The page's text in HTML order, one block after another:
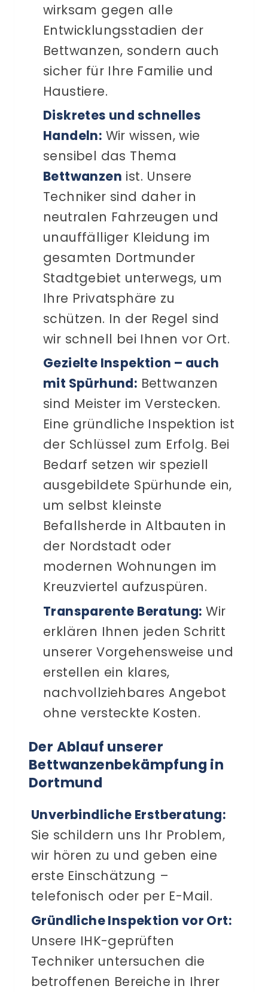
wirksam gegen alle
Entwicklungsstadien der
Bettwanzen, sondern auch
sicher für Ihre Familie und
Haustiere.
Diskretes und schnelles
Handeln: Wir wissen, wie
sensibel das Thema
Bettwanzen ist. Unsere
Techniker sind daher in
neutralen Fahrzeugen und
unauffälliger Kleidung im
gesamten Dortmunder
Stadtgebiet unterwegs, um
Ihre Privatsphäre zu
schützen. In der Regel sind
wir schnell bei Ihnen vor Ort.
Gezielte Inspektion – auch
mit Spürhund: Bettwanzen
sind Meister im Verstecken.
Eine gründliche Inspektion ist
der Schlüssel zum Erfolg. Bei
Bedarf setzen wir speziell
ausgebildete Spürhunde ein,
um selbst kleinste
Befallsherde in Altbauten in
der Nordstadt oder
modernen Wohnungen im
Kreuzviertel aufzuspüren.
Transparente Beratung: Wir
erklären Ihnen jeden Schritt
unserer Vorgehensweise und
erstellen ein klares,
nachvollziehbares Angebot
ohne versteckte Kosten.
Der Ablauf unserer
Bettwanzenbekämpfung in
Dortmund
Unverbindliche Erstberatung:
Sie schildern uns Ihr Problem,
wir hören zu und geben eine
erste Einschätzung –
telefonisch oder per E-Mail.
Gründliche Inspektion vor Ort:
Unsere IHK-geprüften
Techniker untersuchen die
betroffenen Bereiche in Ihrer